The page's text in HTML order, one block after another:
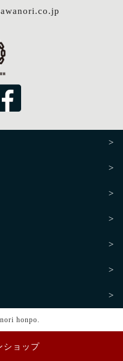
ショップ
ショップ
honpo.